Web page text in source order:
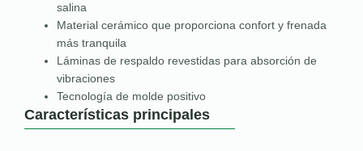
salina
Material cerámico que proporciona confort y frenada
más tranquila
Láminas de respaldo revestidas para absorción de
vibraciones
Tecnología de molde positivo
Características principales